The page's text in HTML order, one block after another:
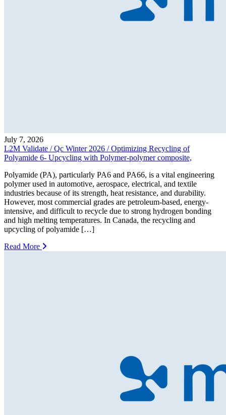
July 7, 2026
L2M Validate / Qc Winter 2026 / Optimizing Recycling of
Polyamide 6- Upcycling with Polymer-polymer composite,
Polyamide (PA), particularly PA6 and PA66, is a vital engineering
polymer used in automotive, aerospace, electrical, and textile
industries because of its strength, heat resistance, and durability.
However, most commercial grades are petroleum-based, energy-
intensive, and difficult to recycle due to strong hydrogen bonding
and high melting temperatures. In Canada, the recycling and
upcycling of polyamide […]
Read More